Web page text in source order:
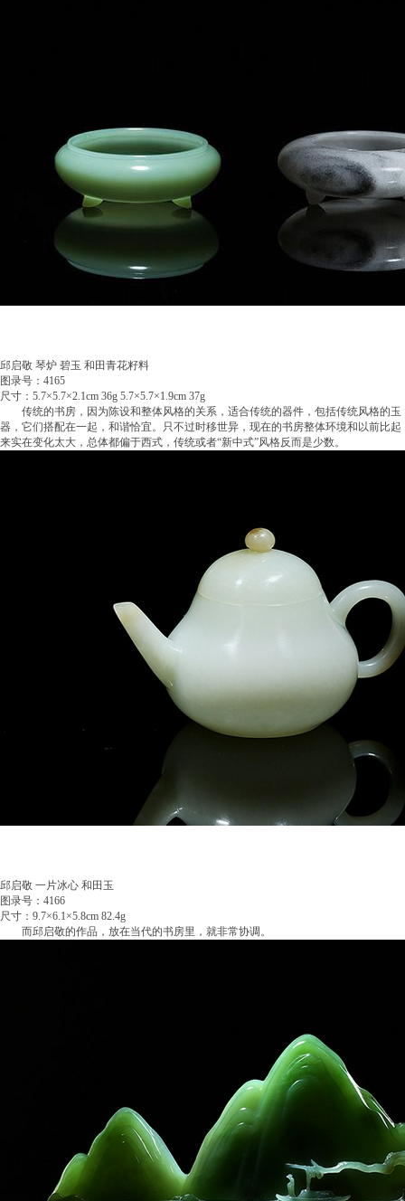
邱启敬 琴炉 碧玉 和田青花籽料
图录号：4165
尺寸：5.7×5.7×2.1cm 36g 5.7×5.7×1.9cm 37g
传统的书房，因为陈设和整体风格的关系，适合传统的器件，包括传统风格的玉
器，它们搭配在一起，和谐恰宜。只不过时移世异，现在的书房整体环境和以前比起
来实在变化太大，总体都偏于西式，传统或者“新中式”风格反而是少数。
邱启敬 一片冰心 和田玉
图录号：4166
尺寸：9.7×6.1×5.8cm 82.4g
而邱启敬的作品，放在当代的书房里，就非常协调。